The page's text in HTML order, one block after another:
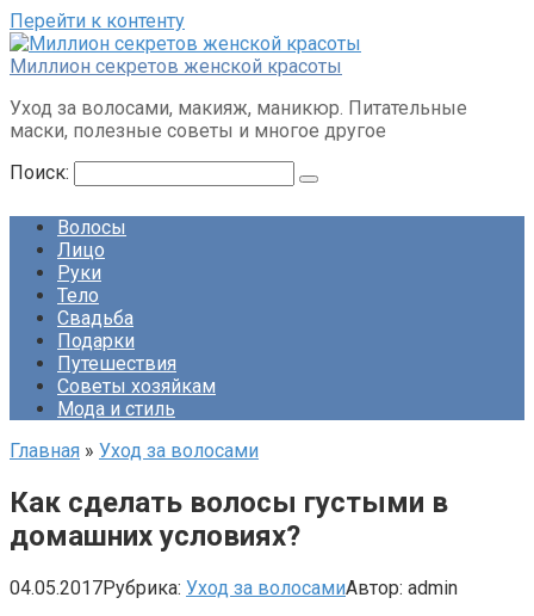
Перейти к контенту
Миллион секретов женской красоты
Уход за волосами, макияж, маникюр. Питательные
маски, полезные советы и многое другое
Поиск:
Волосы
Лицо
Руки
Тело
Свадьба
Подарки
Путешествия
Советы хозяйкам
Мода и стиль
Главная » Уход за волосами
Как сделать волосы густыми в
домашних условиях?
04.05.2017Рубрика: Уход за волосамиАвтор: admin